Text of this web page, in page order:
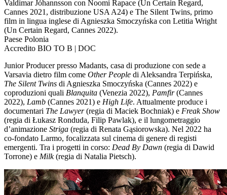
Valdimar Jóhannsson con Noomi Rapace (Un Certain Regard,
Cannes 2021, distribuzione USA A24) e The Silent Twins, primo
film in lingua inglese di Agnieszka Smoczyńska con Letitia Wright
(Un Certain Regard, Cannes 2022).
Paese Polonia
Accredito BIO TO B | DOC
Junior Producer presso Madants, casa di produzione con sede a
Varsavia dietro film come Other People di Aleksandra Terpińska,
The Silent Twins di Agnieszka Smoczyńska (Cannes 2022) e
coproduzioni quali Blanquita (Venezia 2022), Pamfir(Cannes
2022), Lamb (Cannes 2021) e High Life. Attualmente produce i
documentari The Lawyer(regia di Maciek Bochniak) e Freak Show
(regia di Łukasz Ronduda, Filip Pawlak), e il lungometraggio
d’animazione Striga (regia di Renata Gąsiorowska). Nel 2022 ha
co-fondato Larmo, focalizzata sul cinema di genere di registi
emergenti. Tra i progetti in corso: Dead By Dawn (regia di Dawid
Torrone) e Milk(regia di Natalia Pietsch).